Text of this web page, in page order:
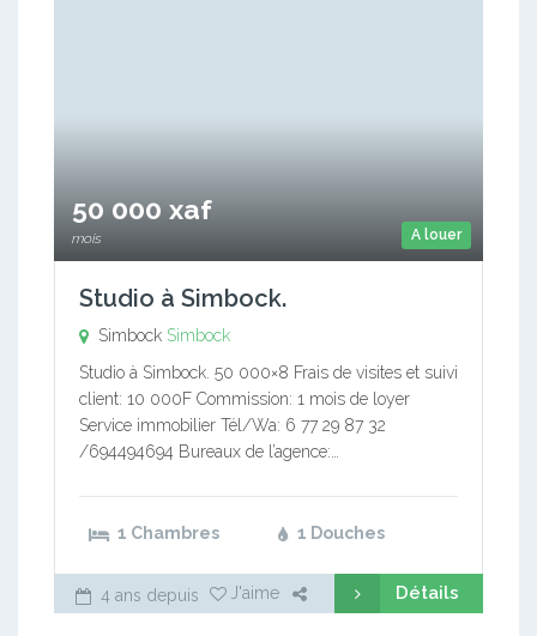
A louer
50 000 xaf
mois
Studio à Simbock.
Simbock Simbock
Studio à Simbock. 50 000×8 Frais de visites et suivi
client: 10 000F Commission: 1 mois de loyer
Service immobilier Tél/Wa: 6 77 29 87 32
/694494694 Bureaux de l’agence:…
1 Chambres 1 Douches
4 ans depuis J'aime Détails